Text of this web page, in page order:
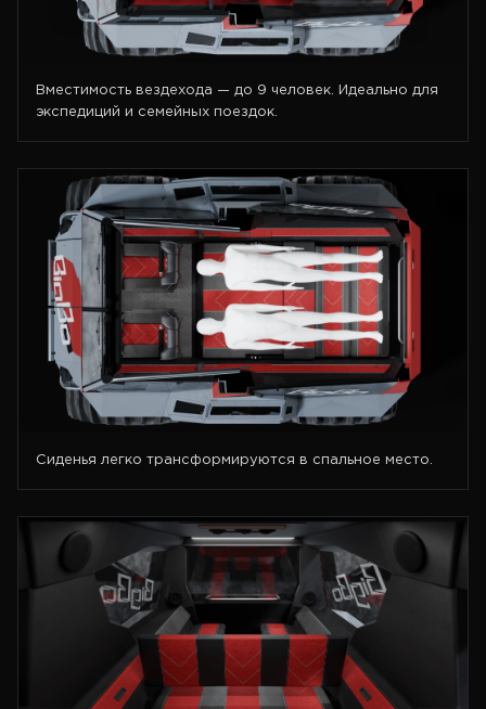
Вместимость вездехода — до 9 человек. Идеально для
экспедиций и семейных поездок.
Сиденья легко трансформируются в спальное место.